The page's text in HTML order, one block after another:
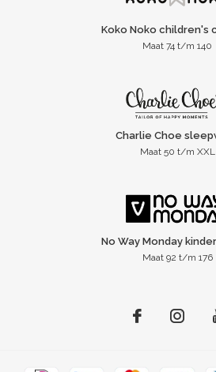
Koko Noko children's
Maat 74 t/m 140
Charlie Choe
Maat 50 t/m XXL
No Way Monday
Maat 92 t/m 176